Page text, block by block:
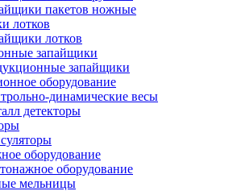
пакетов ножные
лотков
лотков
запайщики
запайщики
оборудование
динамические весы
детекторы
оборудование
оборудование
мельницы